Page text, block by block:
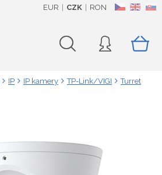
CZ EN SK
EUR CZK RON
IP IP kamery TP-Link/VIGI Turret